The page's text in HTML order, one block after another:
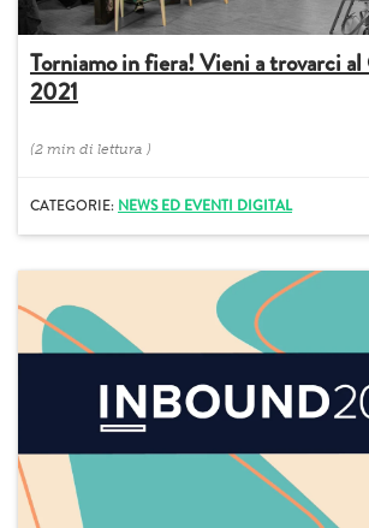
Torniamo in fiera! Vieni a trovarci
2021
(2 min di lettura )
CATEGORIE: NEWS ED EVENTI DIGITAL